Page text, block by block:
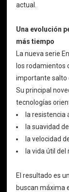
actual.
Una evolución
más tiempo
La nueva serie
los rodamientos
importante salto
Su principal
tecnologías
la resistencia
la suavidad
la velocidad
la vida útil del
El resultado es
buscan máxima